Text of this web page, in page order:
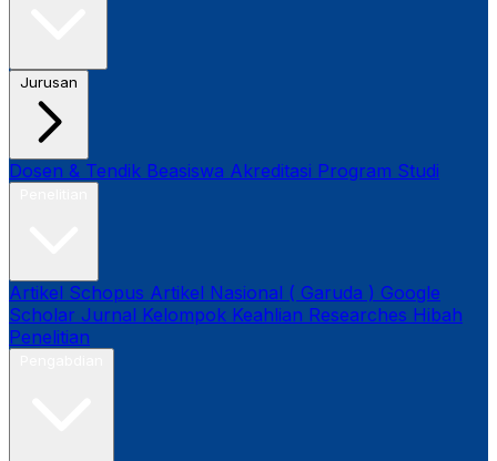
Jurusan
Dosen & Tendik Beasiswa Akreditasi Program Studi
Artikel Schopus Artikel Nasional ( Garuda ) Google
Scholar Jurnal Kelompok Keahlian Researches Hibah
Penelitian